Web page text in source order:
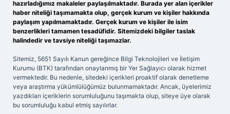
hazırladığımız makaleler paylaşılmaktadır. Burada yer alan içerikler
haber niteliği taşımamakta olup, gerçek kurum ve kişiler hakkında
paylaşım yapılmamaktadır. Gerçek kurum ve kişiler ile isim
benzerlikleri tamamen tesadüfidir. Sitemizdeki bilgiler taslak
halindedir ve tavsiye niteliği taşımazlar.
Sitemiz, 5651 Sayılı Kanun gereğince Bilgi Teknolojileri ve İletişim
Kurumu (BTK) tarafından onaylanmış bir Yer Sağlayıcı olarak hizmet
vermektedir. Bu nedenle, sitedeki içerikleri proaktif olarak denetleme
veya araştırma yükümlülüğümüz bulunmamaktadır. Ancak, üyelerimiz
yazdıkları içeriklerin sorumluluğunu taşımakta olup, siteye üye olarak
bu sorumluluğu kabul etmiş sayılırlar.